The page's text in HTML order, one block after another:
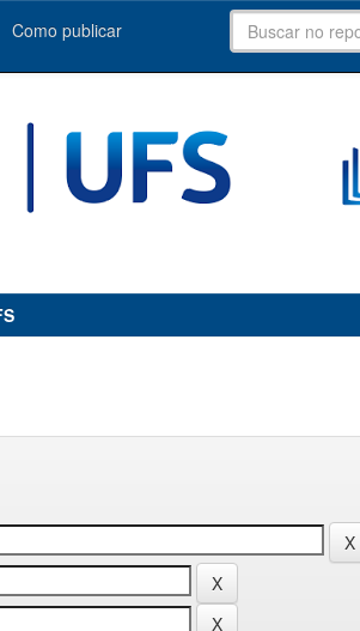
Como publicar